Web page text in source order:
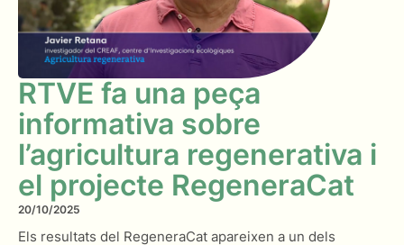
RTVE fa una peça
informativa sobre
l’agricultura regenerativa i
el projecte RegeneraCat
20/10/2025
Els resultats del RegeneraCat apareixen a un dels